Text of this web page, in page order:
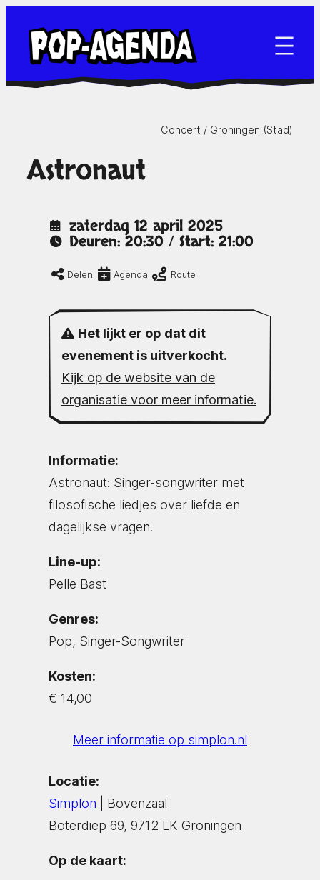
naar
inhoud
Concert / Groningen (Stad)
Astronaut
zaterdag 12 april 2025
Deuren: 20:30 / Start: 21:00
Delen Agenda Route
Het lijkt er op dat dit
evenement is uitverkocht.
Kijk op de website van de
organisatie voor meer informatie.
Informatie:
Astronaut: Singer-songwriter met
filosofische liedjes over liefde en
dagelijkse vragen.
Line-up:
Pelle Bast
Genres:
Pop, Singer-Songwriter
Kosten:
€ 14,00
Meer informatie op simplon.nl
Locatie:
Simplon | Bovenzaal
Boterdiep 69, 9712 LK Groningen
Op de kaart: